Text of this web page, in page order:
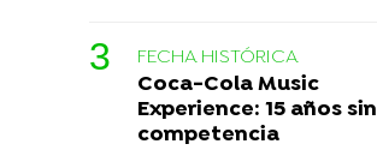
FECHA HISTÓRICA
Coca-Cola Music
Experience: 15 años sin
competencia